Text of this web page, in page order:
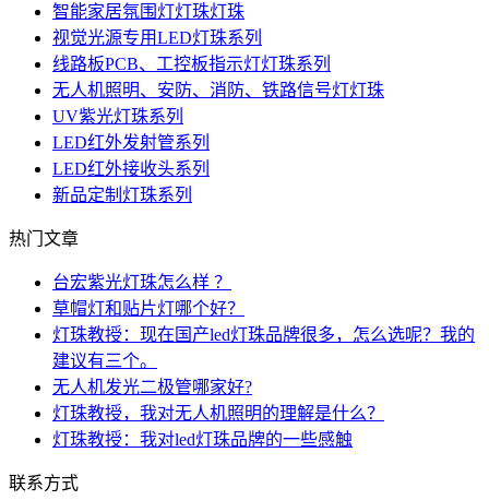
智能家居氛围灯灯珠灯珠
视觉光源专用LED灯珠系列
线路板PCB、工控板指示灯灯珠系列
无人机照明、安防、消防、铁路信号灯灯珠
UV紫光灯珠系列
LED红外发射管系列
LED红外接收头系列
新品定制灯珠系列
热门文章
台宏紫光灯珠怎么样 ？
草帽灯和贴片灯哪个好？
灯珠教授：现在国产led灯珠品牌很多，怎么选呢？我的
建议有三个。
无人机发光二极管哪家好?
灯珠教授，我对无人机照明的理解是什么？
灯珠教授：我对led灯珠品牌的一些感触
联系方式